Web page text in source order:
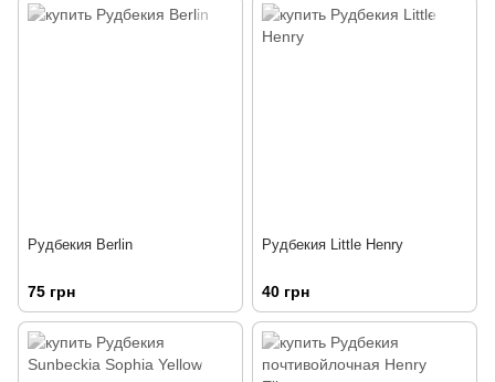
Рудбекия Berlin
75 грн
Рудбекия Little Henry
40 грн